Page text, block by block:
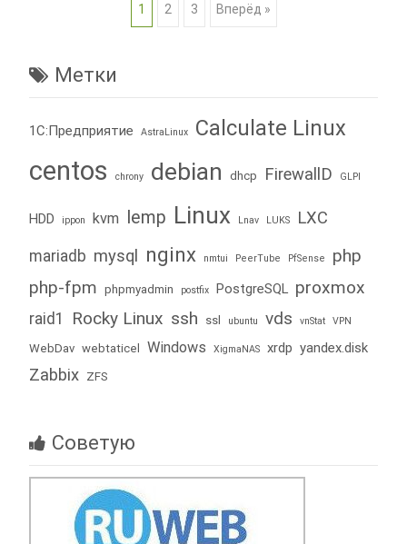
navigation
1 2 3 Вперёд »
Метки
1С:Предприятие AstraLinux Calculate Linux
centos chrony debian dhcp FirewallD GLPI
HDD ippon kvm lemp Linux Lnav LUKS LXC
mariadb mysql nginx nmtui PeerTube PfSense
php
php-fpm phpmyadmin postfix PostgreSQL proxmox
raid1 Rocky Linux ssh ssl ubuntu vds vnStat VPN
WebDav webtaticel Windows XigmaNAS xrdp yandex.disk
Zabbix ZFS
Советую